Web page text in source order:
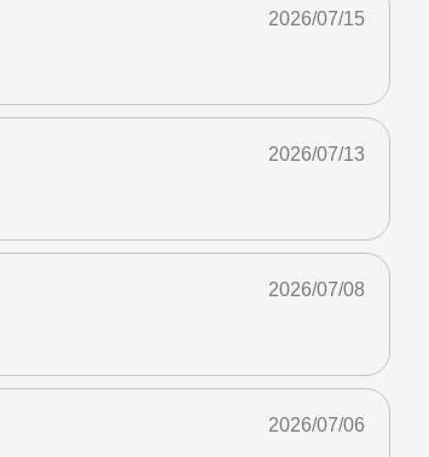
2026/07/15
2026/07/13
2026/07/08
2026/07/06